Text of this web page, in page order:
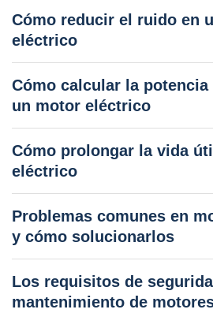
Cómo reducir el ruido en
eléctrico
Cómo calcular la potencia
un motor eléctrico
Cómo prolongar la vida
eléctrico
Problemas comunes en
y cómo solucionarlos
Los requisitos de
mantenimiento de